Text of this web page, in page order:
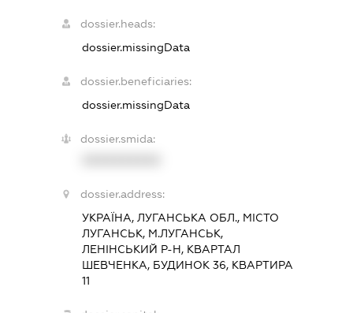
dossier.heads:
dossier.missingData
dossier.beneficiaries:
dossier.missingData
dossier.smida:
dossier.address:
УКРАЇНА, ЛУГАНСЬКА ОБЛ., МІСТО
ЛУГАНСЬК, М.ЛУГАНСЬК,
ЛЕНІНСЬКИЙ Р-Н, КВАРТАЛ
ШЕВЧЕНКА, БУДИНОК 36, КВАРТИРА
11